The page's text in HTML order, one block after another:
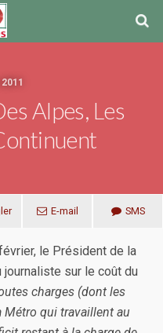
Alpes, Les
E-mail SMS
le Président de la
sur le coût du
charges (dont les
Métro qui travaillent au